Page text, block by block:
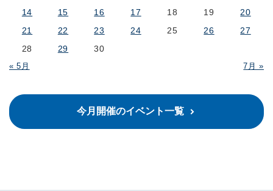
« 5月 7月 »
14
15 16 17 18 19
20
21
22 23 24 25 26
27
28
29 30
今月開催のイベント一覧